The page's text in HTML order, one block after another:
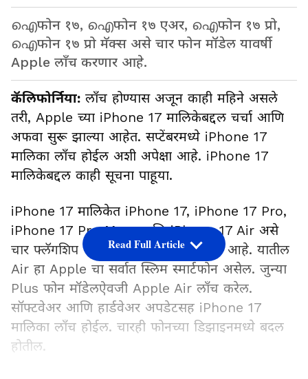
ഐफोन १७, ഐफोन १७ एअर, ഐफोन १७ प्रो,
ഐफोन १७ प्रो मॅक्स असे चार फोन मॉडेल यावर्षी
Apple लाँच करणार आहे.
कॅलिफोर्निया: लाँच होण्यास अजून काही महिने असले
तरी, Apple च्या iPhone 17 मालिकेबद्दल चर्चा आणि
अफवा सुरू झाल्या आहेत. सप्टेंबरमध्ये iPhone 17
मालिका लाँच होईल अशी अपेक्षा आहे. iPhone 17
मालिकेबद्दल काही सूचना पाहूया.
iPhone 17 मालिकेत iPhone 17, iPhone 17 Pro,
iPhone 17 Pro Max, आणि iPhone 17 Air असे
चार फ्लॅगशिप फोन मॉडेल येण्याची शक्यता आहे. यातील
Air हा Apple चा सर्वात स्लिम स्मार्टफोन असेल. जुन्या
Plus फोन मॉडेलऐवजी Apple Air लाँच करेल.
सॉफ्टवेअर आणि हार्डवेअर अपडेटसह iPhone 17
मालिका लाँच होईल. चारही फोनच्या डिझाइनमध्ये बदल
होतील.
Read Full Article